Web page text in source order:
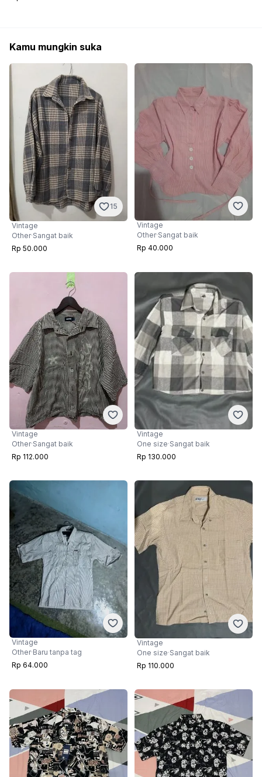
Kamu mungkin suka
15
Vintage
Other·Sangat baik
Rp 50.000
Vintage
Other·Sangat baik
Rp 40.000
Vintage
Other·Sangat baik
Rp 112.000
Vintage
One size·Sangat baik
Rp 130.000
Vintage
Other·Baru tanpa tag
Rp 64.000
Vintage
One size·Sangat baik
Rp 110.000